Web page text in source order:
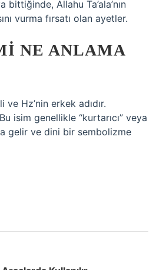
bittiğinde, Allahu Ta’ala’nın
vurma fırsatı olan ayetler.
NE ANLAMA
Hz’nin erkek adıdır.
isim genellikle “kurtarıcı” veya
gelir ve dini bir sembolizme